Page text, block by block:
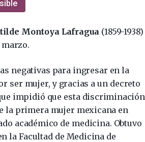
Montoya Lafragua (1859-1938)
marzo.
negativas para ingresar en la
ser mujer, y gracias a un decreto
impidió que esta discriminación
la primera mujer mexicana en
académico de medicina. Obtuvo
la Facultad de Medicina de